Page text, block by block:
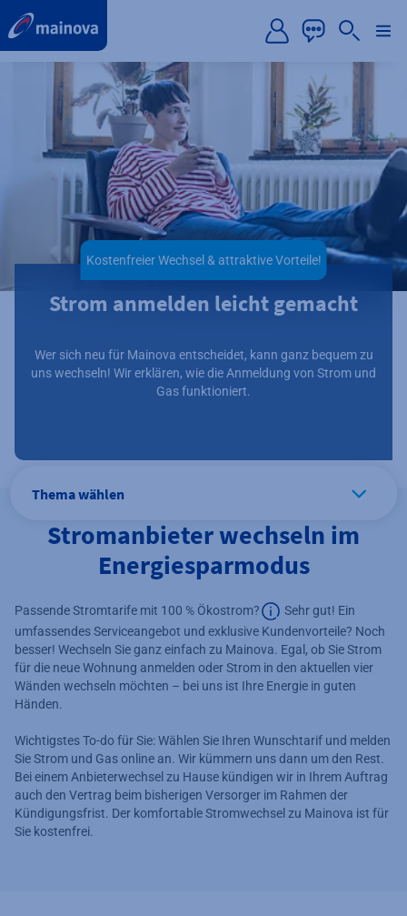
Strom anmelden leicht gemacht
Kostenfreier Wechsel & attraktive Vorteile!
Wer sich neu für Mainova entscheidet, kann ganz bequem zu
uns wechseln! Wir erklären, wie die Anmeldung von Strom und
Gas funktioniert.
Thema wählen
Stromanbieter wechseln im
Energiesparmodus
Passende Stromtarife mit 100 % Ökostrom?
Zusätzliche
Sehr gut! Ein
umfassendes Serviceangebot und exklusive Kundenvorteile? Noch
besser! Wechseln Sie ganz einfach zu Mainova. Egal, ob Sie Strom
für die neue Wohnung anmelden oder Strom in den aktuellen vier
Wänden wechseln möchten – bei uns ist Ihre Energie in guten
Händen.
Wichtigstes To-do für Sie: Wählen Sie Ihren Wunschtarif und melden
Sie Strom und Gas online an. Wir kümmern uns dann um den Rest.
Bei einem Anbieterwechsel zu Hause kündigen wir in Ihrem Auftrag
auch den Vertrag beim bisherigen Versorger im Rahmen der
Kündigungsfrist. Der komfortable Stromwechsel zu Mainova ist für
Sie kostenfrei.